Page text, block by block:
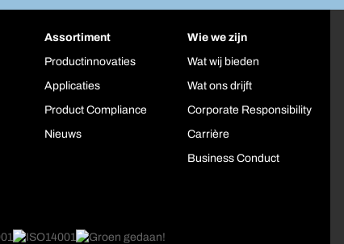
Assortiment
Productinnovaties
Applicaties
Product Compliance
Nieuws
Wie we zijn
Wat wij bieden
Wat ons drijft
Corporate Responsibility
Carrière
Business Conduct